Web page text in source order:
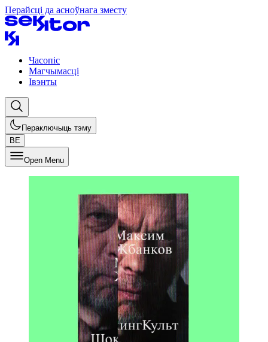
Перайсці да асноўнага зместу
Часопіс
Магчымасці
Івэнты
Пераключыць тэму
BE
Open Menu